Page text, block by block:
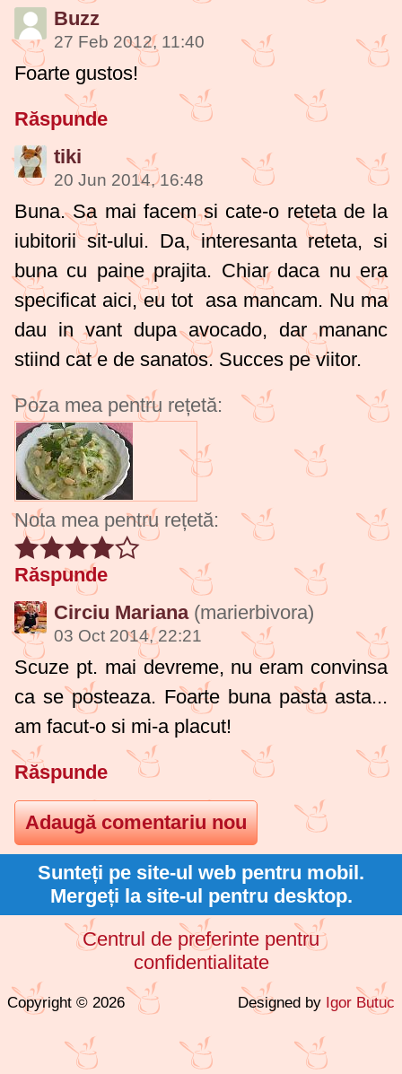
Buzz
27 Feb 2012, 11:40
Foarte gustos!
Răspunde
tiki
20 Jun 2014, 16:48
Buna. Sa mai facem si cate-o reteta de la
iubitorii sit-ului. Da, interesanta reteta, si
buna cu paine prajita. Chiar daca nu era
specificat aici, eu tot asa mancam. Nu ma
dau in vant dupa avocado, dar mananc
stiind cat e de sanatos. Succes pe viitor.
Poza mea pentru rețetă:
Nota mea pentru rețetă:
Răspunde
Circiu Mariana (marierbivora)
03 Oct 2014, 22:21
Scuze pt. mai devreme, nu eram convinsa
ca se posteaza. Foarte buna pasta asta...
am facut-o si mi-a placut!
Răspunde
Sunteți pe site-ul web pentru mobil.
Mergeți la site-ul pentru desktop.
Centrul de preferinte pentru
confidentialitate
Copyright © 2026 Designed by Igor Butuc